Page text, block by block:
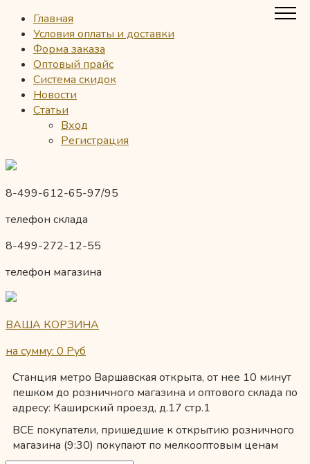
Главная
Условия оплаты и доставки
Форма заказа
Оптовый прайс
Система скидок
Новости
Статьи
Вход
Регистрация
8-499-612-65-97/95
телефон склада
8-499-272-12-55
телефон магазина
ВАША КОРЗИНА
на сумму: 0 Руб
Станция метро Варшавская открыта, от нее 10 минут
пешком до розничного магазина и оптового склада по
адресу: Каширский проезд, д.17 стр.1
ВСЕ покупатели, пришедшие к открытию розничного
магазина (9:30) покупают по мелкооптовым ценам